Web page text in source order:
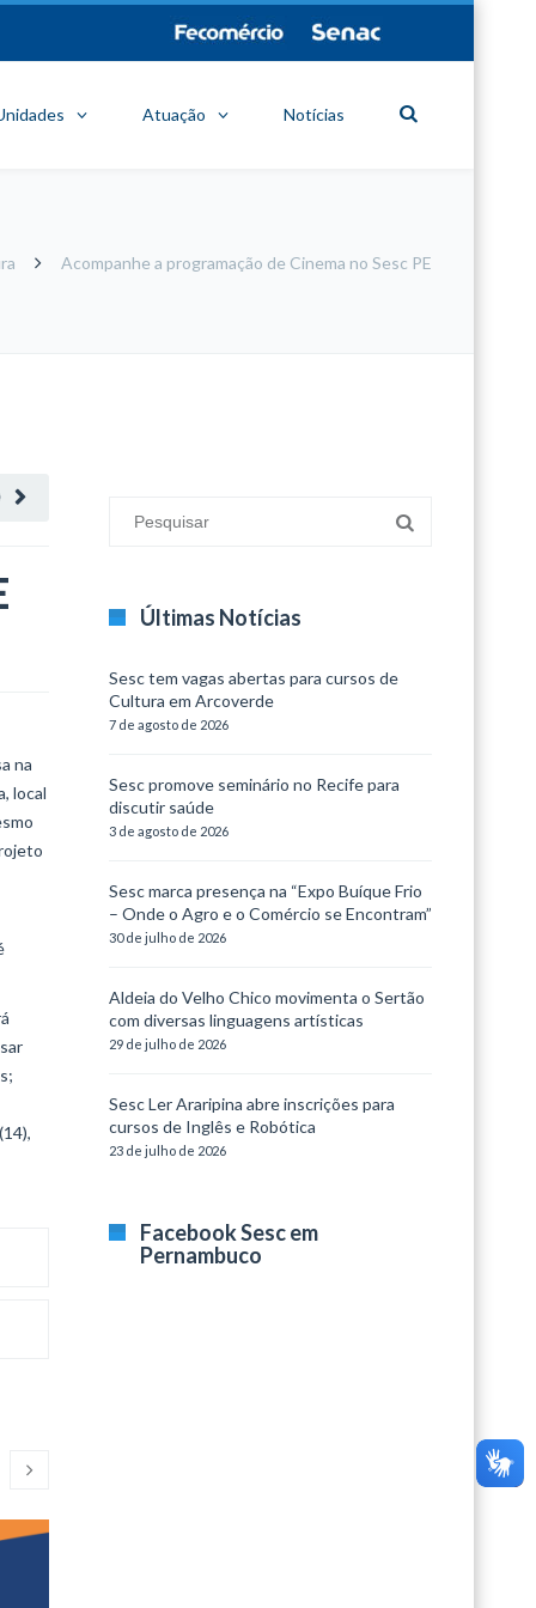
Atuação Notícias
Acompanhe a programação de Cinema no Sesc PE
na
local
Últimas Notícias
Sesc tem vagas abertas para cursos de
Cultura em Arcoverde
7 de agosto de 2026
Sesc promove seminário no Recife para
discutir saúde
3 de agosto de 2026
Sesc marca presença na “Expo Buíque Frio
– Onde o Agro e o Comércio se Encontram”
30 de julho de 2026
Aldeia do Velho Chico movimenta o Sertão
com diversas linguagens artísticas
29 de julho de 2026
Sesc Ler Araripina abre inscrições para
cursos de Inglês e Robótica
23 de julho de 2026
Facebook Sesc em
Pernambuco